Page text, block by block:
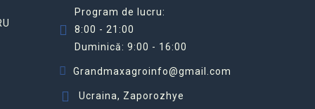
Program de lucru:
8:00 - 21:00
Duminică: 9:00 - 16:00
Grandmaxagroinfo@gmail.com
Ucraina, Zaporozhye